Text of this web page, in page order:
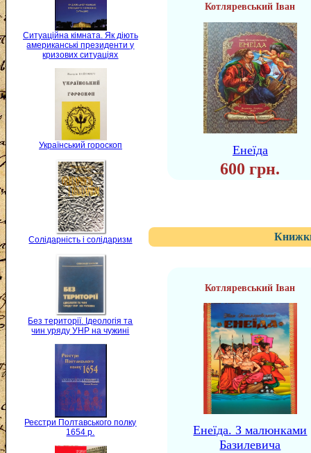
Ситуаційна кімната. Як діють
американські президенти у
кризових ситуаціях
Український гороскоп
Солідарність і солідаризм
Без території. Ідеологія та
чин уряду УНР на чужині
Реєстри Полтавського полку
1654 р.
Котляревський Іван
Енеїда
600 грн.
Котляревський Іван
Енеїда. З малюнками
Базилевича